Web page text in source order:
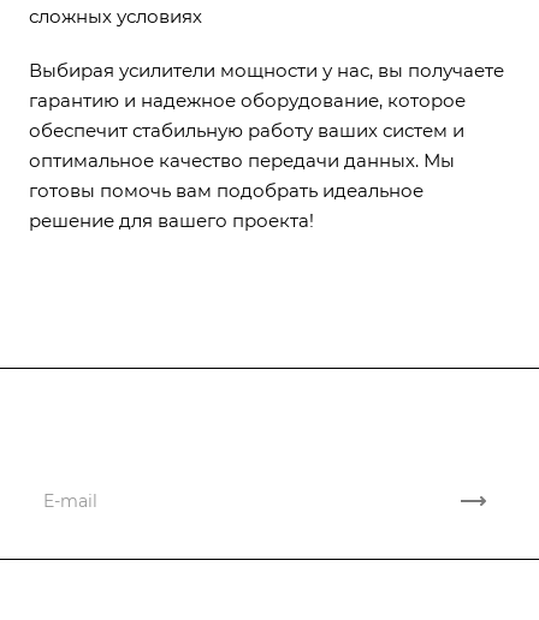
сложных условиях
Выбирая усилители мощности у нас, вы получаете
гарантию и надежное оборудование, которое
обеспечит стабильную работу ваших систем и
оптимальное качество передачи данных. Мы
готовы помочь вам подобрать идеальное
решение для вашего проекта!